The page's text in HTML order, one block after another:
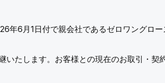
年6月1日付で親会社であるゼロワングロ
たします。お客様との現在のお取引・契